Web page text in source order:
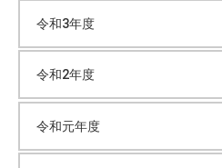
令和3年度
令和2年度
令和元年度